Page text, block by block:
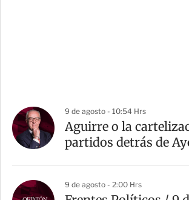
9 de agosto - 10:54 Hrs
Aguirre o la
partidos detrás de
9 de agosto - 2:00 Hrs